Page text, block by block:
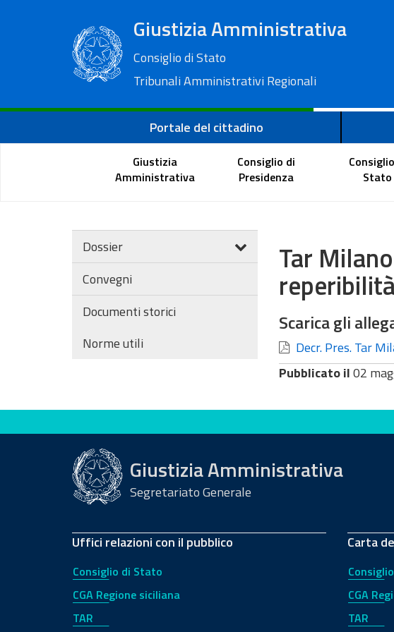
Giustizia Amministrativa
Consiglio di Stato
Tribunali Amministrativi Regionali
Portale del cittadino
Giustizia
Amministrativa
Consiglio di
Presidenza
Stato
Dossier
Convegni
Documenti storici
Norme utili
Tar
Scarica gli
Decr. Pres. Tar
Pubblicato il02
Valuta questo sito
Giustizia Amministrativa
Segretariato Generale
Uffici relazioni con il pubblico
Consiglio di Stato
CGA Regione siciliana
TAR
Carta
CGA
TAR